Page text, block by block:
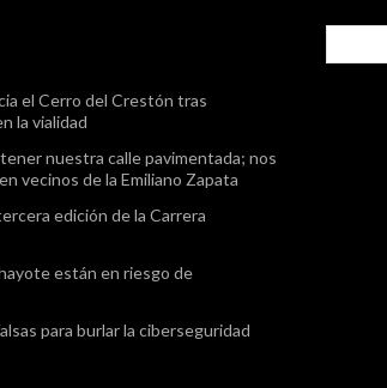
el Cerro del Crestón tras
la vialidad
nuestra calle pavimentada; nos
vecinos de la Emiliano Zapata
edición de la Carrera
están en riesgo de
para burlar la ciberseguridad